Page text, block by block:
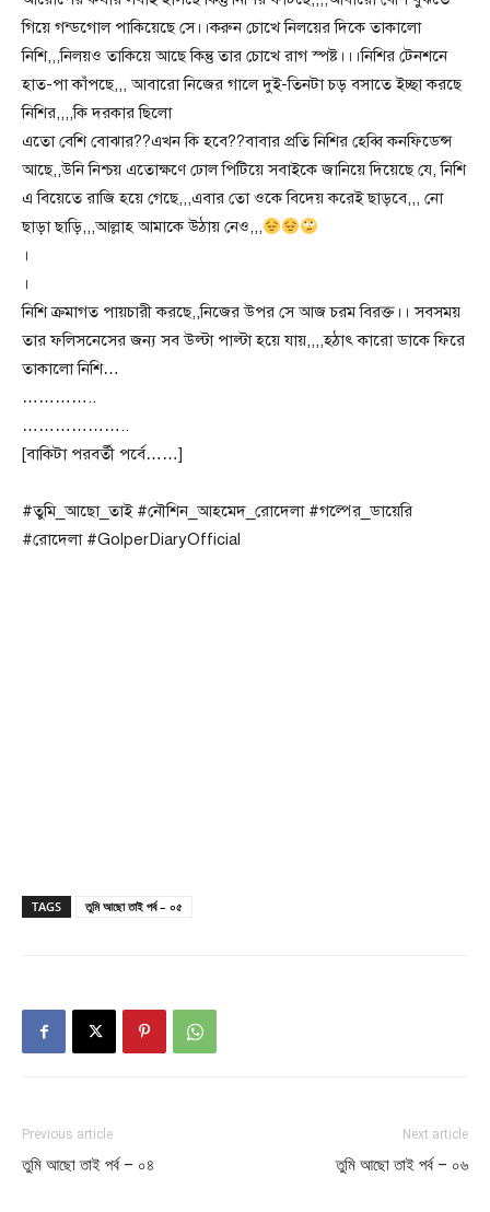
গিয়ে গন্ডগোল পাকিয়েছে সে।।করুন চোখে নিলয়ের দিকে তাকালো
নিশি,,,নিলয়ও তাকিয়ে আছে কিন্তু তার চোখে রাগ স্পষ্ট।।।নিশির টেনশনে
হাত-পা কাঁপছে,,, আবারো নিজের গালে দুই-তিনটা চড় বসাতে ইচ্ছা করছে
নিশির,,,,কি দরকার ছিলো
এতো বেশি বোঝার??এখন কি হবে??বাবার প্রতি নিশির হেব্বি কনফিডেন্স
আছে,,উনি নিশ্চয় এতোক্ষণে ঢোল পিটিয়ে সবাইকে জানিয়ে দিয়েছে যে, নিশি
এ বিয়েতে রাজি হয়ে গেছে,,,এবার তো ওকে বিদেয় করেই ছাড়বে,,, নো
ছাড়া ছাড়ি,,,আল্লাহ আমাকে উঠায় নেও,,,
।
।
নিশি ক্রমাগত পায়চারী করছে,,নিজের উপর সে আজ চরম বিরক্ত।। সবসময়
তার ফলিসনেসের জন্য সব উল্টা পাল্টা হয়ে যায়,,,,হঠাৎ কারো ডাকে ফিরে
তাকালো নিশি…
…………..
………………..
[বাকিটা পরবর্তী পর্বে……]
#তুমি_আছো_তাই #নৌশিন_আহমেদ_রোদেলা #গল্পের_ডায়েরি
#রোদেলা #GolperDiaryOfficial
TAGS তুমি আছো তাই পর্ব – ০৫
Previous article
তুমি আছো তাই পর্ব – ০৪
Next article
তুমি আছো তাই পর্ব – ০৬